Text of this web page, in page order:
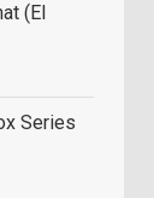
(EI
Series